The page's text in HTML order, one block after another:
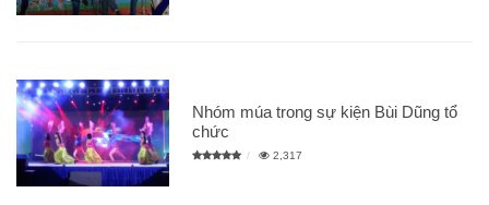
Nhóm múa trong sự kiện Bùi Dũng tổ
chức
2,317